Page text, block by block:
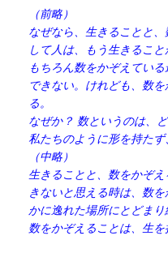
（前略）
なぜなら、生きることと
して人は、もう生きるこ
もちろん数をかぞえてい
できない。けれども、数
る。
なぜか？ 数というのは、
私たちのように形を持たず
（中略）
生きることと、数をかぞ
きないと思える時は、数
かに逸れた場所にとどまり
数をかぞえることは、生